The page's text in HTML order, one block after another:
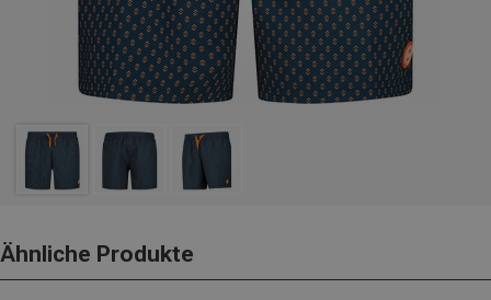
Ähnliche Produkte